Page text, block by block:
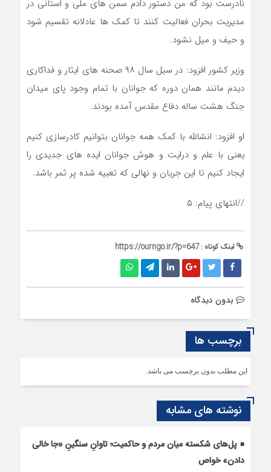
نادرست بود که من دستور دادم سمن های ملی و استانی در
مدیریت بحران فعالیت کنند تا کمک ها عادلانه تقسیم شود
و حیف و میل نشود.
وزیر کشور افزود: در سیل سال ۹۸ صحنه های ایثار و فداکاری
دیدم مانند همان دوره که جوانان با تمام وجود پای میدان
جنگ هشت ساله دفاع مقدس آمده بودند.
او افزود: انشالله با کمک همه جوانان بتوانیم کادرسازی کنیم
یعنی با علم و درایت و هوش جوانان ایده های جدیدی را
ایجاد کنیم تا این جریان و نهالی که تعبیه شده پر ثمر باشد.
//انتهای پیام: ۵
لینک کوتاه :https://ourngo.ir/?p=647
بدون دیدگاه
برچسب ها
این مطلب بدون برچسب می باشد.
نوشته های مشابه
پل‌های شکسته میان مردم و حاکمیت؛ تاوانِ سنگینِ «جا خالی
دادن» خواص